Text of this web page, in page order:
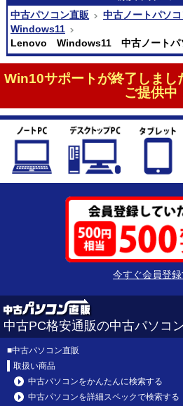
中古パソコン直販
中古ノートパソ
Windows11
Lenovo Windows11 中古ノートパ
Win10サポートが終了しまし
ご提供中
今すぐ会員登録
中古PC格安通販の中古パソコ
■中古パソコン直販
取扱い商品
中古パソコンをかんたんに検索する
中古パソコンを詳細スペックで検索する